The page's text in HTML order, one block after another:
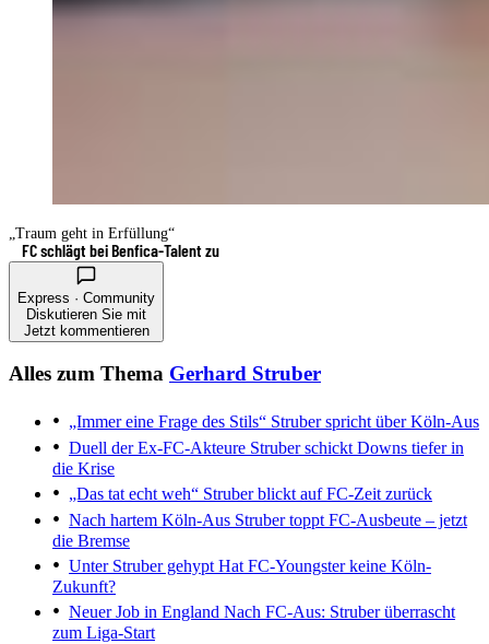
„Traum geht in Erfüllung“
FC schlägt bei Benfica-Talent zu
Express · Community
Diskutieren Sie mit
Jetzt kommentieren
Alles zum Thema Gerhard Struber
„Immer eine Frage des Stils“ Struber spricht über Köln-Aus
Duell der Ex-FC-Akteure Struber schickt Downs tiefer in
die Krise
„Das tat echt weh“ Struber blickt auf FC-Zeit zurück
Nach hartem Köln-Aus Struber toppt FC-Ausbeute – jetzt
die Bremse
Unter Struber gehypt Hat FC-Youngster keine Köln-
Zukunft?
Neuer Job in England Nach FC-Aus: Struber überrascht
zum Liga-Start